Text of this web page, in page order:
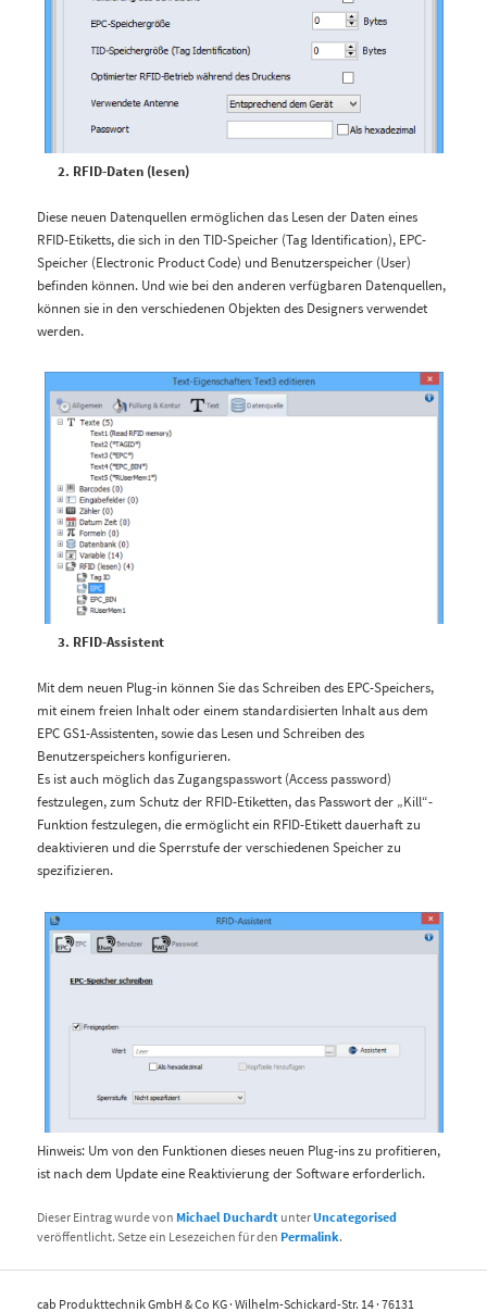
RFID-Daten (lesen)
Diese neuen Datenquellen ermöglichen das Lesen der Daten eines
RFID-Etiketts, die sich in den TID-Speicher (Tag Identification), EPC-
Speicher (Electronic Product Code) und Benutzerspeicher (User)
befinden können. Und wie bei den anderen verfügbaren Datenquellen,
können sie in den verschiedenen Objekten des Designers verwendet
werden.
RFID-Assistent
Mit dem neuen Plug-in können Sie das Schreiben des EPC-Speichers,
mit einem freien Inhalt oder einem standardisierten Inhalt aus dem
EPC GS1-Assistenten, sowie das Lesen und Schreiben des
Benutzerspeichers konfigurieren.
Es ist auch möglich das Zugangspasswort (Access password)
festzulegen, zum Schutz der RFID-Etiketten, das Passwort der „Kill“-
Funktion festzulegen, die ermöglicht ein RFID-Etikett dauerhaft zu
deaktivieren und die Sperrstufe der verschiedenen Speicher zu
spezifizieren.
Hinweis: Um von den Funktionen dieses neuen Plug-ins zu profitieren,
ist nach dem Update eine Reaktivierung der Software erforderlich.
Dieser Eintrag wurde von Michael Duchardt unterUncategorised
veröffentlicht. Setze ein Lesezeichen für den Permalink.
cab Produkttechnik GmbH & Co KG · Wilhelm-Schickard-Str. 14 · 76131